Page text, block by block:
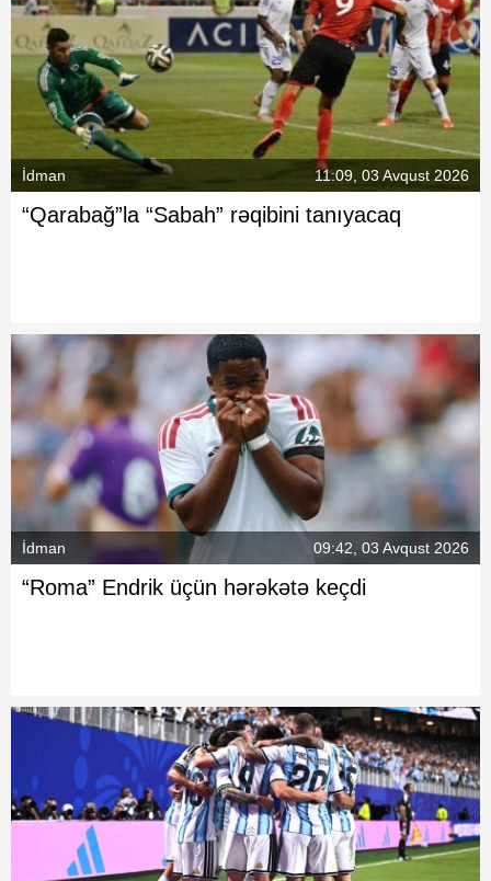
İdman 11:09, 03 Avqust 2026
“Qarabağ”la “Sabah” rəqibini tanıyacaq
İdman 09:42, 03 Avqust 2026
“Roma” Endrik üçün hərəkətə keçdi